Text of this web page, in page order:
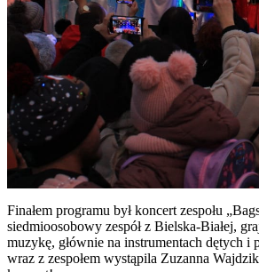
Finałem programu był koncert zespołu
siedmioosobowy zespół z Bielska-Białej,
muzykę, głównie na instrumentach dętych
wraz z zespołem wystąpila Zuzanna